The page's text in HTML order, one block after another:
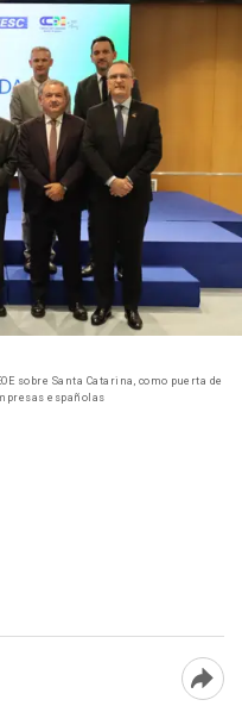
sobre Santa Catarina, como puerta de
españolas